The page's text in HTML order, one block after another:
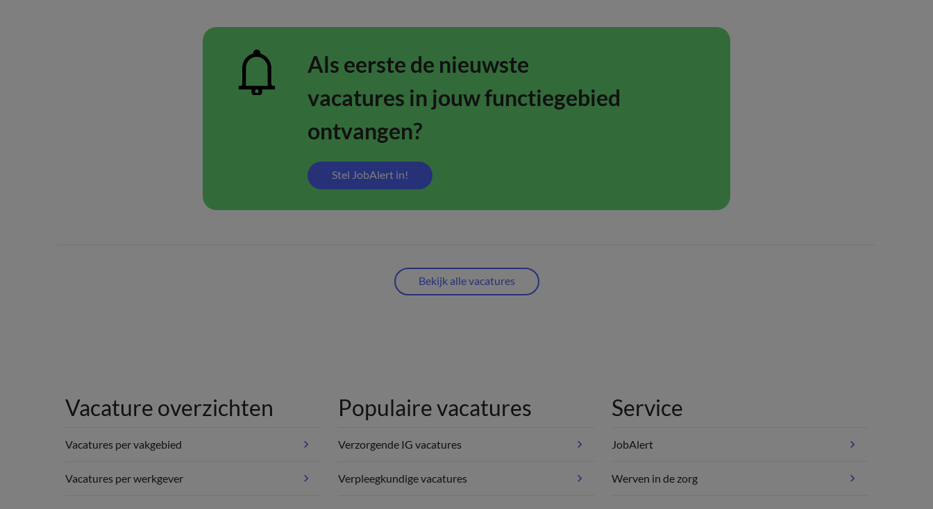
Als eerste de nieuwste
vacatures in jouw functiegebied
ontvangen?
Stel JobAlert in!
Bekijk alle vacatures
Vacature overzichten
Vacatures per vakgebied
Vacatures per werkgever
Populaire vacatures
Verzorgende IG vacatures
Verpleegkundige vacatures
Service
JobAlert
Werven in de zorg